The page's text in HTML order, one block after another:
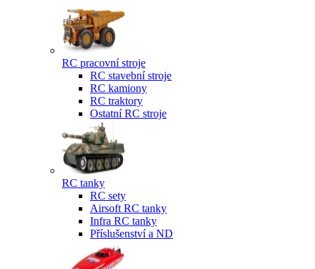
RC pracovní stroje
RC stavební stroje
RC kamiony
RC traktory
Ostatní RC stroje
RC tanky
RC sety
Airsoft RC tanky
Infra RC tanky
Příslušenství a ND